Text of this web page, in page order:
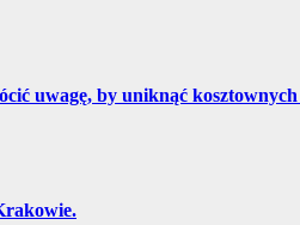
uwagę, by uniknąć kosztownych